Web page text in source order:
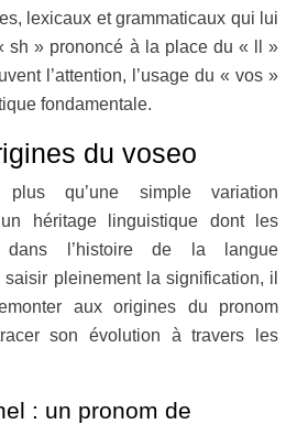
lexicaux et grammaticaux qui lui
sh » prononcé à la place du « ll »
l’attention, l’usage du « vos »
fondamentale.
du voseo
qu’une simple variation
héritage linguistique dont les
dans l’histoire de la langue
pleinement la signification, il
aux origines du pronom
son évolution à travers les
: un pronom de